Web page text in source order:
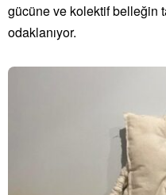
gücüne ve kolektif belleğin
odaklanıyor.